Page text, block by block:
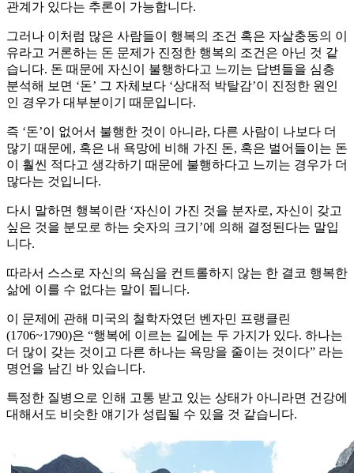
관계가 있다는 추론이 가능합니다.
그러나 이처럼 많은 사람들이 행복의 조건 혹은 자살충동의 이
유라고 거론하는 돈 문제가 진정한 행복의 조건은 아닌 것 같
습니다. 돈 때문에 자신이 불행하다고 느끼는 답변들을 심층
분석해 보면 ‘돈’ 그 자체보다 ‘상대적 박탈감’이 진정한 원인
인 경우가 대부분이기 때문입니다.
즉 ‘돈’이 없어서 불행한 것이 아니라, 다른 사람이 나보다 더
많기 때문에, 혹은 내 욕망에 비해 가진 돈, 혹은 벌어들이는 돈
이 훨씬 적다고 생각하기 때문에 불행하다고 느끼는 경우가 더
많다는 것입니다.
다시 말하면 행복이란 ‘자신이 가진 것을 분자로, 자신이 갖고
싶은 것을 분모로 하는 숫자의 크기’에 의해 결정된다는 말입
니다.
따라서 스스로 자신의 욕심을 컨트롤하지 않는 한 결코 행복한
삶에 이를 수 없다는 말이 됩니다.
이 문제에 관해 미국의 철학자였던 벤자민 프랭클린
(1706~1790)은 “행복에 이르는 길에는 두 가지가 있다. 하나는
더 많이 갖는 것이고 다른 하나는 욕망을 줄이는 것이다” 라는
명언을 남긴 바 있습니다.
특정한 질병으로 인해 고통 받고 있는 상태가 아니라면 건강에
대해서도 비슷한 얘기가 성립될 수 있을 것 같습니다.